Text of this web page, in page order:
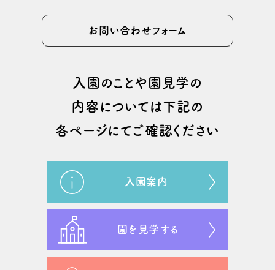
お問い合わせフォーム
⼊園のことや園⾒学の
内容については下記の
各ページにてご確認ください
入園案内
園を見学する